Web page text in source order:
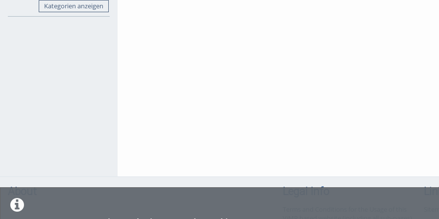
Kategorien anzeigen
About Legal Info